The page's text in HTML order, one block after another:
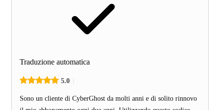
Traduzione automatica
5.0
Sono un cliente di CyberGhost da molti anni e di solito rinnovo